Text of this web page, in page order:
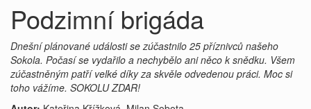
Podzimní brigáda
Dnešní plánované události se zúčastnilo 25 příznivců našeho
Sokola. Počasí se vydařilo a nechybělo ani něco k snědku. Všem
zúčastněným patří velké díky za skvěle odvedenou práci. Moc si
toho vážíme. SOKOLU ZDAR!